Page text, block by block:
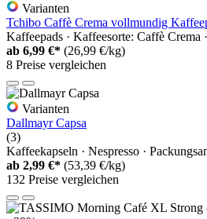
Varianten
Tchibo Caffè Crema vollmundig
Kaffeepads · Kaffeesorte: Caffè Crema
ab 6,99 €* (26,99 €/kg)
8 Preise vergleichen
Varianten
Dallmayr Capsa
(3)
Kaffeekapseln · Nespresso ·
ab 2,99 €* (53,39 €/kg)
132 Preise vergleichen